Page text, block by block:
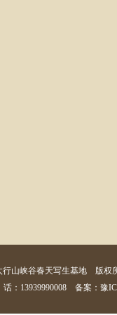
行山峡谷春天写生基地 版权
：13939990008 备案：豫